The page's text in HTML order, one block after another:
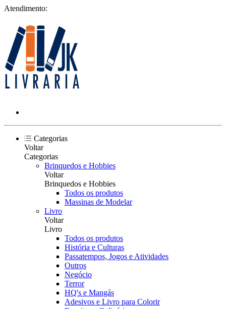
Atendimento:
Categorias
Voltar
Categorias
Brinquedos e Hobbies
Voltar
Brinquedos e Hobbies
Todos os produtos
Massinas de Modelar
Livro
Voltar
Livro
Todos os produtos
História e Culturas
Passatempos, Jogos e Atividades
Outros
Negócio
Terror
HQ's e Mangás
Adesivos e Livro para Colorir